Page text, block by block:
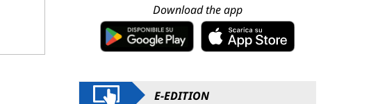
Download the app
E-EDITION